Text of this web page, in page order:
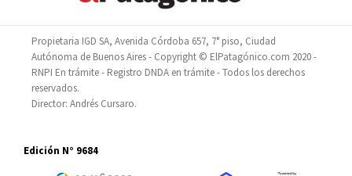
Propietaria IGD SA, Avenida Córdoba 657, 7° piso, Ciudad
Autónoma de Buenos Aires - Copyright © ElPatagónico.com 2020 -
RNPI En trámite - Registro DNDA en trámite - Todos los derechos
reservados.
Director: Andrés Cursaro.
Edición N° 9684